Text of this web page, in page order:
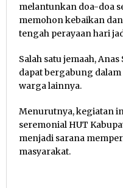
melantunkan doa-doa
memohon kebaikan
tengah perayaan hari
Salah satu jemaah,
dapat bergabung
warga lainnya.
Menurutnya, kegiatan
seremonial HUT
menjadi sarana
masyarakat.